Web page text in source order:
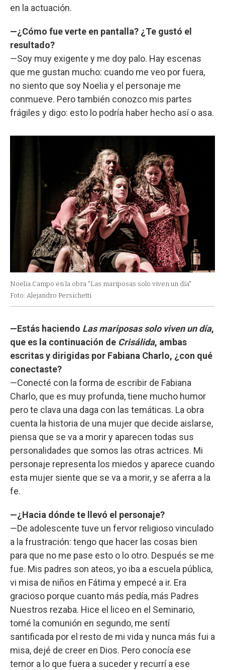
en la actuación.
—¿Cómo fue verte en pantalla? ¿Te gustó el
resultado?
—Soy muy exigente y me doy palo. Hay escenas
que me gustan mucho: cuando me veo por fuera,
no siento que soy Noelia y el personaje me
conmueve. Pero también conozco mis partes
frágiles y digo: esto lo podría haber hecho así o asa.
Noelia Campo en la obra "Las mariposas solo viven un día"
Foto: Alejandro Persichetti
—Estás haciendo Las mariposas solo viven un día,
que es la continuación de Crisálida, ambas
escritas y dirigidas por Fabiana Charlo, ¿con qué
conectaste?
—Conecté con la forma de escribir de Fabiana
Charlo, que es muy profunda, tiene mucho humor
pero te clava una daga con las temáticas. La obra
cuenta la historia de una mujer que decide aislarse,
piensa que se va a morir y aparecen todas sus
personalidades que somos las otras actrices. Mi
personaje representa los miedos y aparece cuando
esta mujer siente que se va a morir, y se aferra a la
fe.
—¿Hacia dónde te llevó el personaje?
—De adolescente tuve un fervor religioso vinculado
a la frustración: tengo que hacer las cosas bien
para que no me pase esto o lo otro. Después se me
fue. Mis padres son ateos, yo iba a escuela pública,
vi misa de niños en Fátima y empecé a ir. Era
gracioso porque cuanto más pedía, más Padres
Nuestros rezaba. Hice el liceo en el Seminario,
tomé la comunión en segundo, me sentí
santificada por el resto de mi vida y nunca más fui a
misa, dejé de creer en Dios. Pero conocía ese
temor a lo que fuera a suceder y recurrí a ese